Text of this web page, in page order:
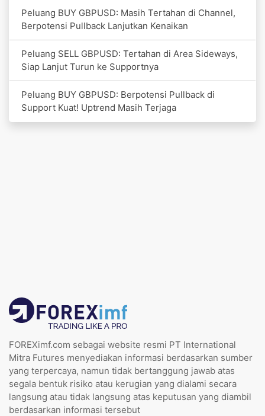
Peluang BUY GBPUSD: Masih Tertahan di Channel,
Berpotensi Pullback Lanjutkan Kenaikan
Peluang SELL GBPUSD: Tertahan di Area Sideways,
Siap Lanjut Turun ke Supportnya
Peluang BUY GBPUSD: Berpotensi Pullback di
Support Kuat! Uptrend Masih Terjaga
FOREXimf.com sebagai website resmi PT International
Mitra Futures menyediakan informasi berdasarkan sumber
yang terpercaya, namun tidak bertanggung jawab atas
segala bentuk risiko atau kerugian yang dialami secara
langsung atau tidak langsung atas keputusan yang diambil
berdasarkan informasi tersebut